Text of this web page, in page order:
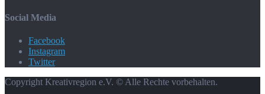
Social Media
Facebook
Instagram
Twitter
Copyright Kreativregion e.V. © Alle Rechte vorbehalten.